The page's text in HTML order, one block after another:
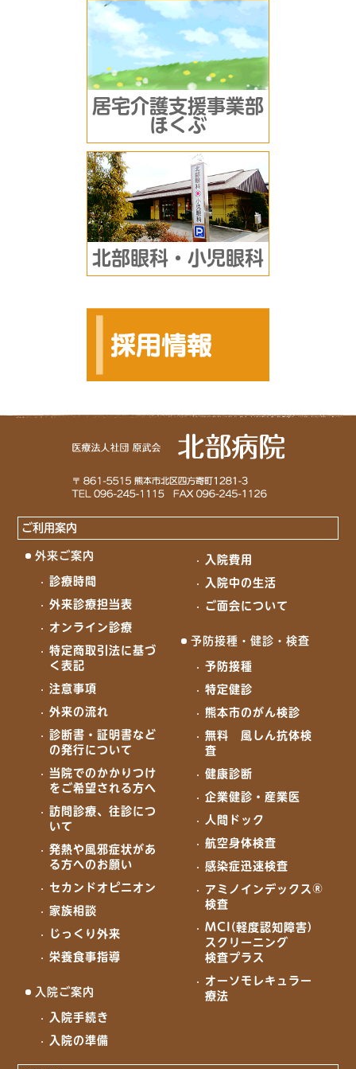
居宅介護支援事業部
ほくぶ
北部眼科・小児眼科
ご利用案内
外来ご案内
診療時間
外来診療担当表
オンライン診療
特定商取引法に基づ
く表記
注意事項
外来の流れ
診断書・証明書など
の発行について
当院でのかかりつけ
をご希望される方へ
訪問診療、往診につ
いて
発熱や風邪症状があ
る方へのお願い
セカンドオピニオン
家族相談
じっくり外来
栄養食事指導
入院ご案内
入院手続き
入院の準備
入院費用
入院中の生活
ご面会について
予防接種・健診・検査
予防接種
特定健診
熊本市のがん検診
無料 風しん抗体検
査
健康診断
企業健診・産業医
人間ドック
航空身体検査
感染症迅速検査
アミノインデックス®
検査
MCI(軽度認知障害)
スクリーニング
検査プラス
オーソモレキュラー
療法